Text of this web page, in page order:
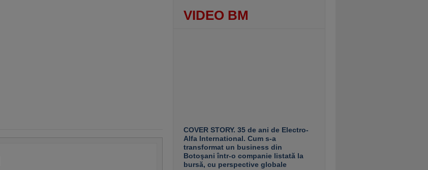
VIDEO BM
COVER STORY. 35 de ani de Electro-
Alfa International. Cum s-a
transformat un business din
Botoşani într-o companie listată la
bursă, cu perspective globale